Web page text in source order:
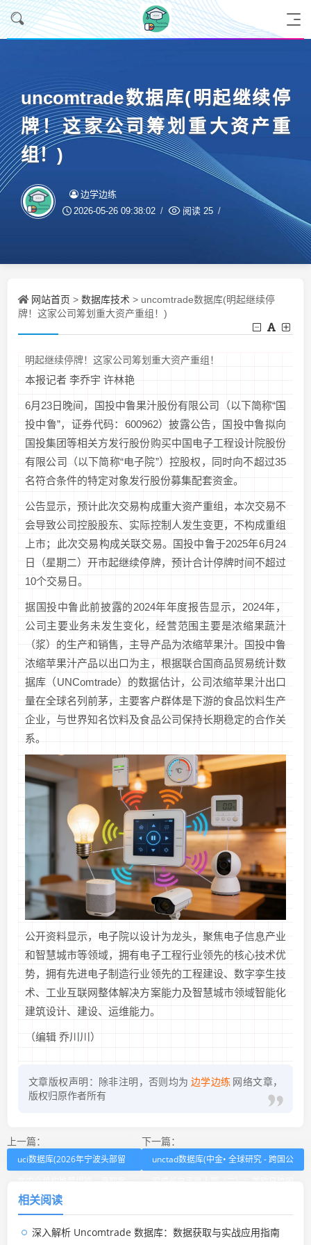
uncomtrade数据库(明起继续停
牌！这家公司筹划重大资产重
组！)
边学边练
2026-05-26 09:38:02 阅读 25
网站首页 > 数据库技术 > uncomtrade数据库(明起继续停
牌！这家公司筹划重大资产重组！)
明起继续停牌！这家公司筹划重大资产重组！
本报记者 李乔宇 许林艳
6月23日晚间，国投中鲁果汁股份有限公司（以下简称“国
投中鲁”，证券代码：600962）披露公告，国投中鲁拟向
国投集团等相关方发行股份购买中国电子工程设计院股份
有限公司（以下简称“电子院”）控股权，同时向不超过35
名符合条件的特定对象发行股份募集配套资金。
公告显示，预计此次交易构成重大资产重组，本次交易不
会导致公司控股股东、实际控制人发生变更，不构成重组
上市；此次交易构成关联交易。国投中鲁于2025年6月24
日（星期二）开市起继续停牌，预计合计停牌时间不超过
10个交易日。
据国投中鲁此前披露的2024年年度报告显示，2024年，
公司主要业务未发生变化，经营范围主要是浓缩果蔬汁
（浆）的生产和销售，主导产品为浓缩苹果汁。国投中鲁
浓缩苹果汁产品以出口为主，根据联合国商品贸易统计数
据库（UNComtrade）的数据估计，公司浓缩苹果汁出口
量在全球名列前茅，主要客户群体是下游的食品饮料生产
企业，与世界知名饮料及食品公司保持长期稳定的合作关
系。
公开资料显示，电子院以设计为龙头，聚焦电子信息产业
和智慧城市等领域，拥有电子工程行业领先的核心技术优
势，拥有先进电子制造行业领先的工程建设、数字孪生技
术、工业互联网整体解决方案能力及智慧城市领域智能化
建筑设计、建设、运维能力。
（编辑 乔川川）
文章版权声明：除非注明，否则均为 边学边练 网络文章，
版权归原作者所有
上一篇：
uci数据库(2026年宁波头部留
例多者胜出)
下一篇：
unctad数据库(中金• 全球研究 - 跨国公
相关阅读
深入解析 Uncomtrade 数据库：数据获取与实战应用指南